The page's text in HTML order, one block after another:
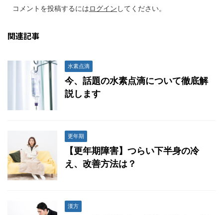
コメントを投稿するにはログイン してください。
関連記事
水素点滴
今、話題の水素点滴について徹底解
説します
更年期
【更年期障害】つらい下半身の冷
え、改善方法は？
漢方